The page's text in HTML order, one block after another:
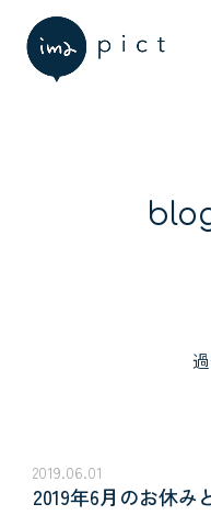
現在の予約状況
お休みと予約受付時間
2019.06.01
2019年6月のお休み